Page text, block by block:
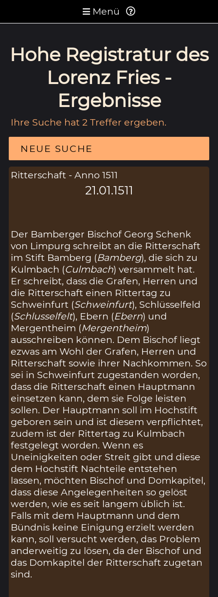
Menü
Hohe Registratur des
Lorenz Fries -
Ergebnisse
Ihre Suche hat 2 Treffer ergeben.
NEUE SUCHE
Ritterschaft - Anno 1511
21.01.1511
Der Bamberger Bischof Georg Schenk
von Limpurg schreibt an die Ritterschaft
im Stift Bamberg (Bamberg), die sich zu
Kulmbach (Culmbach) versammelt hat.
Er schreibt, dass die Grafen, Herren und
die Ritterschaft einen Rittertag zu
Schweinfurt (Schweinfurt), Schlüsselfeld
(Schlusselfelt), Ebern (Ebern) und
Mergentheim (Mergentheim)
ausschreiben können. Dem Bischof liegt
ezwas am Wohl der Grafen, Herren und
Ritterschaft sowie ihrer Nachkommen. So
sei in Schweinfurt zugestanden worden,
dass die Ritterschaft einen Hauptmann
einsetzen kann, dem sie Folge leisten
sollen. Der Hauptmann soll im Hochstift
geboren sein und ist diesem verpflichtet,
zudem ist der Rittertag zu Kulmbach
festgelegt worden. Wenn es
Uneinigkeiten oder Streit gibt und diese
dem Hochstift Nachteile entstehen
lassen, möchten Bischof und Domkapitel,
dass diese Angelegenheiten so gelöst
werden, wie es seit langem üblich ist.
Falls mit dem Hauptmann und dem
Bündnis keine Einigung erzielt werden
kann, soll versucht werden, das Problem
anderweitig zu lösen, da der Bischof und
das Domkapitel der Ritterschaft zugetan
sind.